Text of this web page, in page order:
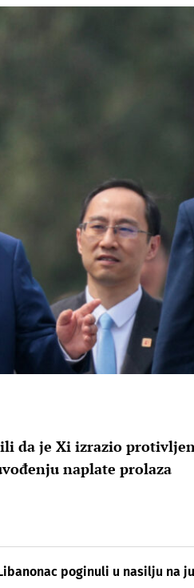
da je Xi izrazio
naplate prolaza
poginuli u nasilju na